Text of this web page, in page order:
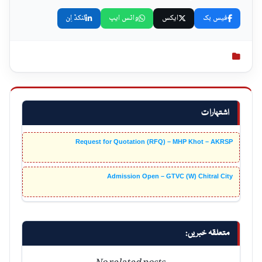
اشتہارات
Request for Quotation (RFQ) – MHP Khot – AKRSP
Admission Open – GTVC (W) Chitral City
متعلقہ خبریں:
فیس بک ایکس واٹس ایپ لنکڈ اِن